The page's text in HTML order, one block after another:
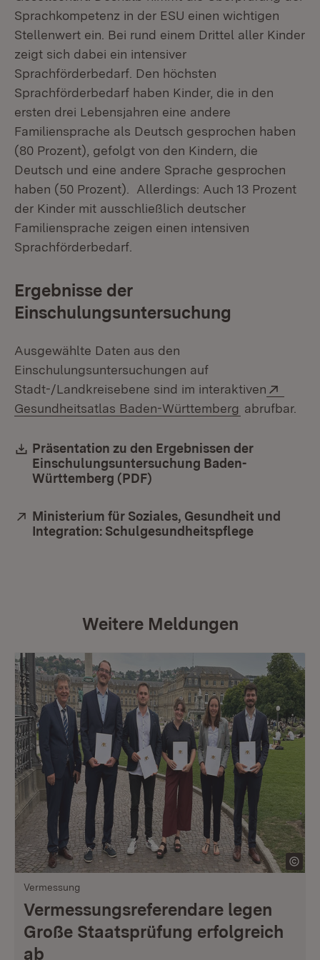
Sprachkompetenz in der ESU einen wichtigen
Stellenwert ein. Bei rund einem Drittel aller Kinder
zeigt sich dabei ein intensiver
Sprachförderbedarf. Den höchsten
Sprachförderbedarf haben Kinder, die in den
ersten drei Lebensjahren eine andere
Familiensprache als Deutsch gesprochen haben
(80 Prozent), gefolgt von den Kindern, die
Deutsch und eine andere Sprache gesprochen
haben (50 Prozent). Allerdings: Auch 13 Prozent
der Kinder mit ausschließlich deutscher
Familiensprache zeigen einen intensiven
Sprachförderbedarf.
Ergebnisse der
Einschulungsuntersuchung
Ausgewählte Daten aus den
Einschulungsuntersuchungen auf
Stadt-/Landkreisebene sind im interaktiven
Gesundheitsatlas Baden-Württemberg (Öffnet in
abrufbar.
Download:
Präsentation zu den Ergebnissen der
Einschulungsuntersuchung Baden-
Württemberg (PDF)
Extern:
Ministerium für Soziales, Gesundheit und
Integration: Schulgesundheitspflege
Weitere Meldungen
Vermessung
Vermessungsreferendare legen
Große Staatsprüfung erfolgreich
ab